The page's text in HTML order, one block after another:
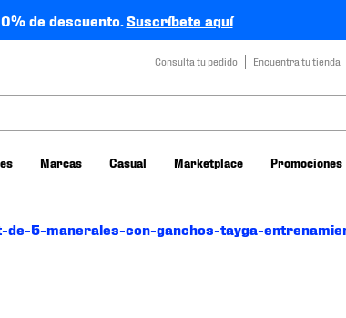
de descuento.Suscríbete aquí
Consulta tu pedido Encuentra tu tienda
Marcas Casual Marketplace Promociones
de-5-manerales-con-ganchos-tayga-